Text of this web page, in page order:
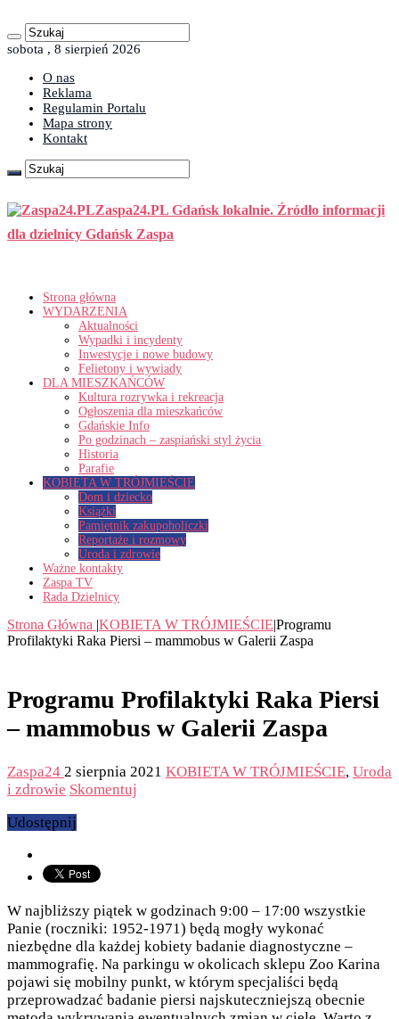
sobota , 8 sierpień 2026
O nas
Reklama
Regulamin Portalu
Mapa strony
Kontakt
Zaspa24.PL Gdańsk lokalnie. Źródło informacji
dla dzielnicy Gdańsk Zaspa
Strona główna
WYDARZENIA
Aktualności
Wypadki i incydenty
Inwestycje i nowe budowy
Felietony i wywiady
DLA MIESZKAŃCÓW
Kultura rozrywka i rekreacja
Ogłoszenia dla mieszkańców
Gdańskie Info
Po godzinach – zaspiański styl życia
Historia
Parafie
KOBIETA W TRÓJMIEŚCIE
Dom i dziecko
Książki
Pamiętnik zakupoholiczki
Reportaże i rozmowy
Uroda i zdrowie
Ważne kontakty
Zaspa TV
Rada Dzielnicy
Strona Główna |KOBIETA W TRÓJMIEŚCIE|Programu
Profilaktyki Raka Piersi – mammobus w Galerii Zaspa
Programu Profilaktyki Raka Piersi
– mammobus w Galerii Zaspa
Zaspa24 2 sierpnia 2021 KOBIETA W TRÓJMIEŚCIE, Uroda
i zdrowie Skomentuj
Udostępnij
W najbliższy piątek w godzinach 9:00 – 17:00 wszystkie
Panie (roczniki: 1952-1971) będą mogły wykonać
niezbędne dla każdej kobiety badanie diagnostyczne –
mammografię. Na parkingu w okolicach sklepu Zoo Karina
pojawi się mobilny punkt, w którym specjaliści będą
przeprowadzać badanie piersi najskuteczniejszą obecnie